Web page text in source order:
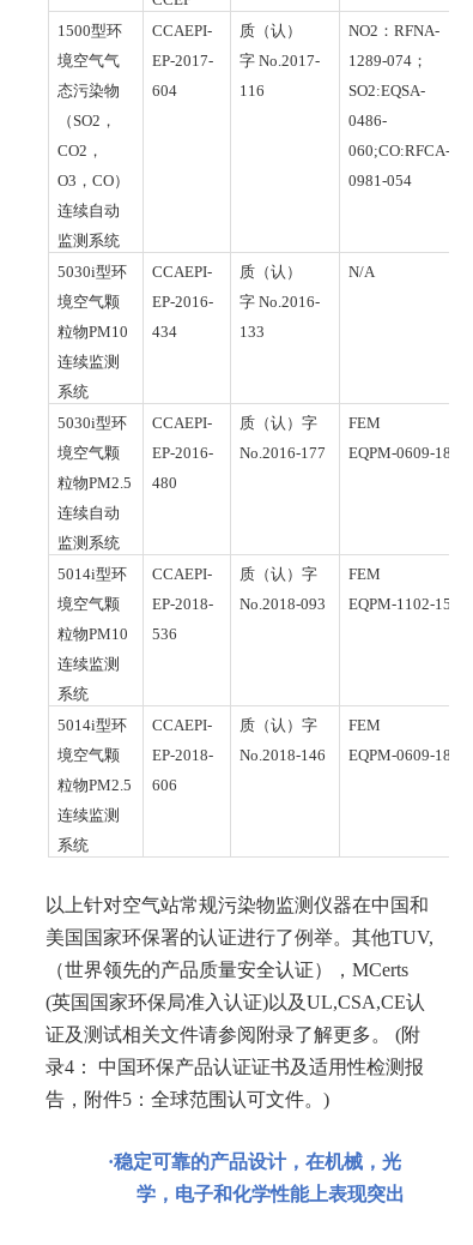
1500型环
境空气气
态污染物
（SO2 ，
CO2 ，
O3 ，CO）
连续自动
监测系统
CCAEPI-
EP-2017-
604
质（认）
字 No.2017-
116
NO2 ： RFNA-
1289-074；
SO2:EQSA-
0486-
060;CO:RFCA-
0981-054
5030i型环
境空气颗
粒物PM10
连续监测
系统
CCAEPI-
EP-2016-
434
质（认）
字 No.2016-
133
N/A
5030i型环
境空气颗
粒物PM2.5
连续自动
监测系统
CCAEPI-
EP-2016-
480
质（认）字
No.2016-177
FEM
EQPM-0609-184
5014i型环
境空气颗
粒物PM10
连续监测
系统
CCAEPI-
EP-2018-
536
质（认）字
No.2018-093
FEM
EQPM-1102-150
5014i型环
境空气颗
粒物PM2.5
连续监测
系统
CCAEPI-
EP-2018-
606
质（认）字
No.2018-146
FEM
EQPM-0609-183
以上针对空气站常规污染物监测仪器在中国和
美国国家环保署的认证进行了例举。其他TUV,
（世界领先的产品质量安全认证）， MCerts
(英国国家环保局准入认证)以及UL,CSA,CE认
证及测试相关文件请参阅附录了解更多。 (附
录4： 中国环保产品认证证书及适用性检测报
告，附件5 ：全球范围认可文件。)
·稳定可靠的产品设计，在机械，光
学，电子和化学性能上表现突出